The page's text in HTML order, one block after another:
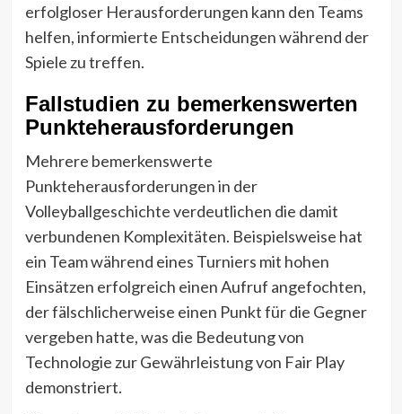
erfolgloser Herausforderungen kann den Teams
helfen, informierte Entscheidungen während der
Spiele zu treffen.
Fallstudien zu bemerkenswerten
Punkteherausforderungen
Mehrere bemerkenswerte
Punkteherausforderungen in der
Volleyballgeschichte verdeutlichen die damit
verbundenen Komplexitäten. Beispielsweise hat
ein Team während eines Turniers mit hohen
Einsätzen erfolgreich einen Aufruf angefochten,
der fälschlicherweise einen Punkt für die Gegner
vergeben hatte, was die Bedeutung von
Technologie zur Gewährleistung von Fair Play
demonstriert.